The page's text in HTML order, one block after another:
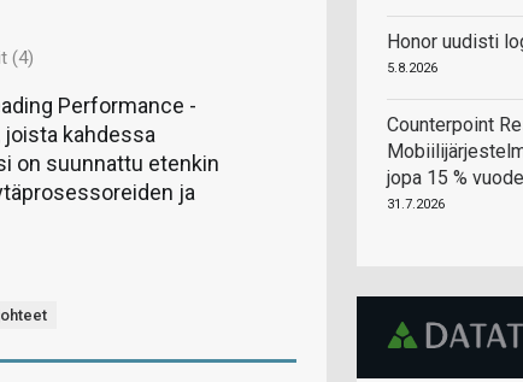
(4)
Performance -
kahdessa
on suunnattu etenkin
ja
Honor uudisti
5.8.2026
Counterpoint
jopa 15 %
31.7.2026